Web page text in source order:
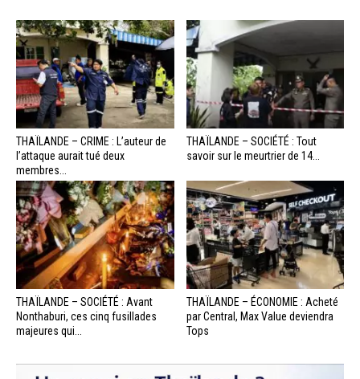
THAÏLANDE – CRIME : L’auteur de
l’attaque aurait tué deux
membres...
THAÏLANDE – SOCIÉTÉ : Tout
savoir sur le meurtrier de 14...
THAÏLANDE – SOCIÉTÉ : Avant
Nonthaburi, ces cinq fusillades
majeures qui...
THAÏLANDE – ÉCONOMIE : Acheté
par Central, Max Value deviendra
Tops